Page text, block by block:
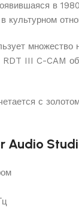
в
культурном
III C-CAM
с
Audio